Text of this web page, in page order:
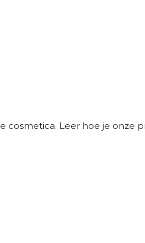
cosmetica. Leer hoe je onze